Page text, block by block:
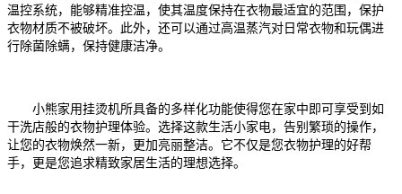
温控系统，能够精准控温，使其温度保持在衣物最适宜的范围， 保护
衣物材质不被破坏。此外，还可以通过高温蒸汽对日常衣物和玩偶进
行除菌除螨，保持健康洁净。
小熊家用挂烫机所具备的多样化功能使得您在家中即可享受到如
干洗店般的衣物护理体验。 选择这款生活小家电， 告别繁琐的操作，
让您的衣物焕然一新，更加亮丽整洁。它不仅是您衣物护理的好帮
手，更是您追求精致家居生活的理想选择。